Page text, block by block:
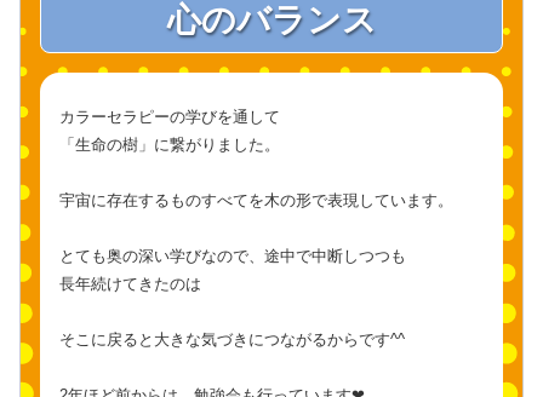
心のバランス
カラーセラピーの学びを通して
「生命の樹」に繋がりました。
宇宙に存在するものすべてを木の形で表現しています。
とても奥の深い学びなので、途中で中断しつつも
長年続けてきたのは
そこに戻ると大きな気づきにつながるからです^^